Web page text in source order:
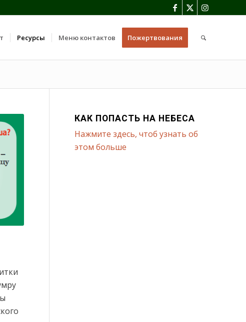
Ресурсы Меню контактов Пожертвования
КАК ПОПАСТЬ НА НЕБЕСА
Нажмите здесь, чтоб узнать об
этом больше